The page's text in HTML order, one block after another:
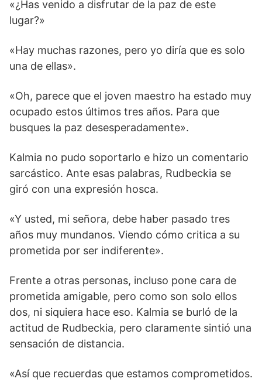
«¿Has venido a disfrutar de la paz de este
lugar?»
«Hay muchas razones, pero yo diría que es solo
una de ellas».
«Oh, parece que el joven maestro ha estado muy
ocupado estos últimos tres años. Para que
busques la paz desesperadamente».
Kalmia no pudo soportarlo e hizo un comentario
sarcástico. Ante esas palabras, Rudbeckia se
giró con una expresión hosca.
«Y usted, mi señora, debe haber pasado tres
años muy mundanos. Viendo cómo critica a su
prometida por ser indiferente».
Frente a otras personas, incluso pone cara de
prometida amigable, pero como son solo ellos
dos, ni siquiera hace eso. Kalmia se burló de la
actitud de Rudbeckia, pero claramente sintió una
sensación de distancia.
«Así que recuerdas que estamos comprometidos.